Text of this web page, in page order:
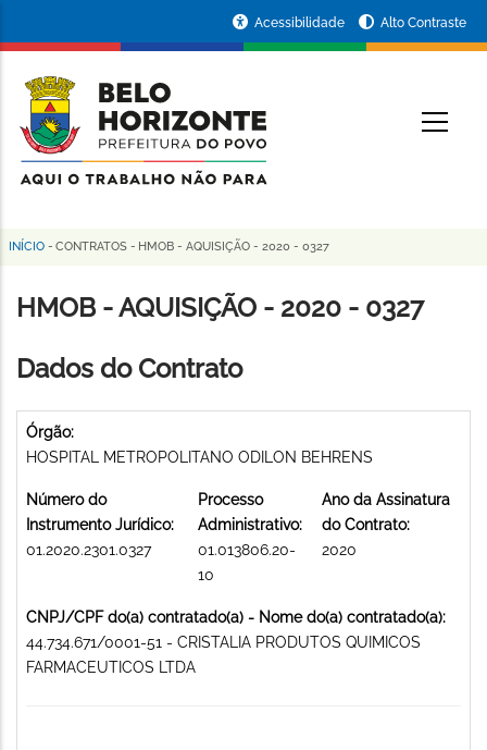
conteúdo
principal
da
Prefeitura
de
Horizonte
Acessibilidade Alto Contraste
Trilha
de
INÍCIO - CONTRATOS - HMOB - AQUISIÇÃO - 2020 - 0327
HMOB - AQUISIÇÃO - 2020 - 0327
Dados do Contrato
Órgão:
HOSPITAL METROPOLITANO ODILON BEHRENS
Número do
Instrumento Jurídico:
01.2020.2301.0327
Processo
Administrativo:
01.013806.20-
10
Ano da Assinatura
do Contrato:
2020
CNPJ/CPF do(a) contratado(a) - Nome do(a) contratado(a):
44.734.671/0001-51 - CRISTALIA PRODUTOS QUIMICOS
FARMACEUTICOS LTDA